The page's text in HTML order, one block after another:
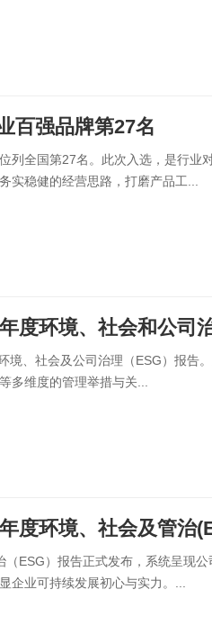
百强品牌第27名
全国第27名。此次入选，是行业
实稳健的经营思路，打磨产品工...
度环境、社会和公司
、社会及公司治理（ESG）报告
多维度的管理举措与关...
度环境、社会及管治
ESG）报告正式发布，系统呈现
企业可持续发展初心与实力。...